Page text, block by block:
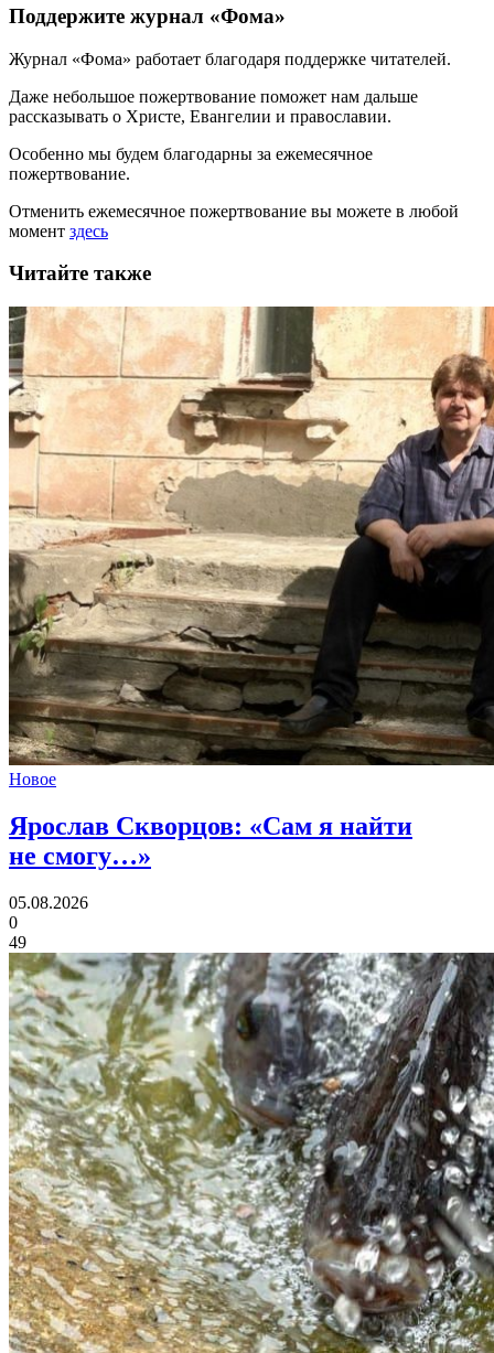
Поддержите журнал «Фома»
Журнал «Фома» работает благодаря поддержке читателей.
Даже небольшое пожертвование поможет нам дальше
рассказывать о Христе, Евангелии и православии.
Особенно мы будем благодарны за ежемесячное
пожертвование.
Отменить ежемесячное пожертвование вы можете в любой
момент здесь
Читайте также
Новое
Ярослав Скворцов: «Сам я найти
не смогу…»
05.08.2026
0
49